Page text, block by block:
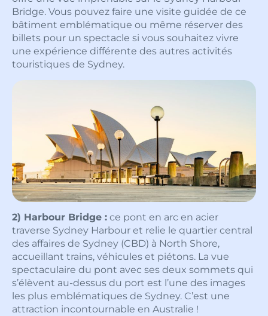
Bridge. Vous pouvez faire une visite guidée de ce
bâtiment emblématique ou même réserver des
billets pour un spectacle si vous souhaitez vivre
une expérience différente des autres activités
touristiques de Sydney.
2) Harbour Bridge : ce pont en arc en acier
traverse Sydney Harbour et relie le quartier central
des affaires de Sydney (CBD) à North Shore,
accueillant trains, véhicules et piétons. La vue
spectaculaire du pont avec ses deux sommets qui
s’élèvent au-dessus du port est l’une des images
les plus emblématiques de Sydney. C’est une
attraction incontournable en Australie !